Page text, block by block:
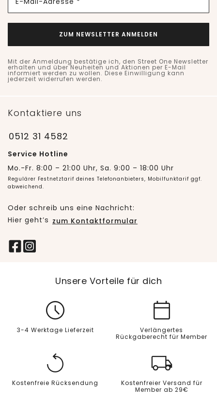
ZUM NEWSLETTER ANMELDEN
Mit der Anmeldung bestätige ich, den Street One Newsletter
erhalten und über Neuheiten und Aktionen per E-Mail
informiert werden zu wollen. Diese Einwilligung kann
jederzeit widerrufen werden.
Kontaktiere uns
0512 31 4582
Service Hotline
Mo.-Fr. 8:00 – 21:00 Uhr, Sa. 9:00 – 18:00 Uhr
Regulärer Festnetztarif deines Telefonanbieters, Mobilfunktarif ggf.
abweichend.
Oder schreib uns eine Nachricht:
Hier geht’s zum Kontaktformular
Unsere Vorteile für dich
3-4 Werktage Lieferzeit
Verlängertes
Rückgaberecht für Member
Kostenfreie Rücksendung
Kostenfreier Versand für
Member ab 29€